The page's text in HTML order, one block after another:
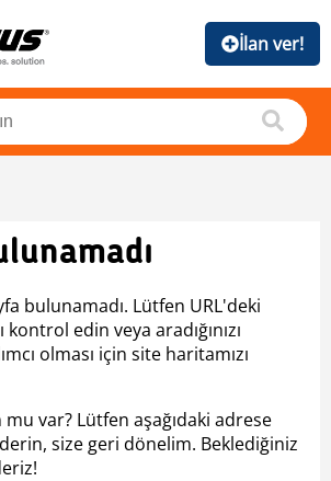
İlan ver!
bulunamadı. Lütfen URL'deki
kontrol edin veya aradığınızı
olması için site haritamızı
var? Lütfen aşağıdaki adrese
size geri dönelim. Beklediğiniz